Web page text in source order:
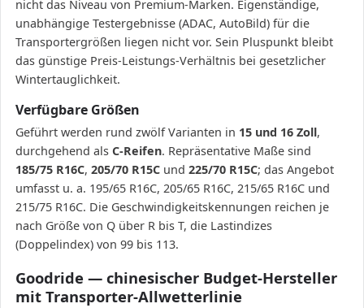
nicht das Niveau von Premium-Marken. Eigenständige,
unabhängige Testergebnisse (ADAC, AutoBild) für die
Transportergrößen liegen nicht vor. Sein Pluspunkt bleibt
das günstige Preis-Leistungs-Verhältnis bei gesetzlicher
Wintertauglichkeit.
Verfügbare Größen
Geführt werden rund zwölf Varianten in 15 und 16 Zoll,
durchgehend als C-Reifen. Repräsentative Maße sind
185/75 R16C, 205/70 R15C und 225/70 R15C; das Angebot
umfasst u. a. 195/65 R16C, 205/65 R16C, 215/65 R16C und
215/75 R16C. Die Geschwindigkeitskennungen reichen je
nach Größe von Q über R bis T, die Lastindizes
(Doppelindex) von 99 bis 113.
Goodride — chinesischer Budget-Hersteller
mit Transporter-Allwetterlinie